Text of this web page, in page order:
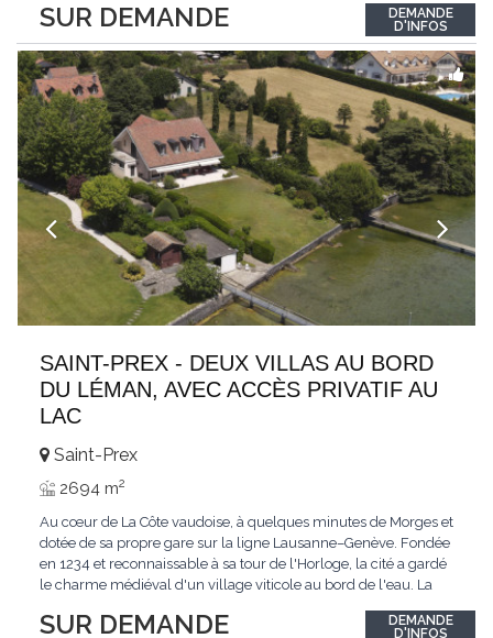
SUR DEMANDE
distingue par ses espaces généreux et son atmosphère
résolument harmonieuse. Caractéristiques...
DEMANDE
D'INFOS
SAINT-PREX - DEUX VILLAS AU BORD
DU LÉMAN, AVEC ACCÈS PRIVATIF AU
LAC
SUR DEMANDE
Saint-Prex
2694 m2
Au cœur de La Côte vaudoise, à quelques minutes de Morges et
dotée de sa propre gare sur la ligne Lausanne–Genève. Fondée
en 1234 et reconnaissable à sa tour de l'Horloge, la cité a gardé
le charme médiéval d'un village viticole au bord de l'eau. La
immédiate des villes. Dans cet environnement privilégié, une
DEMANDE
D'INFOS